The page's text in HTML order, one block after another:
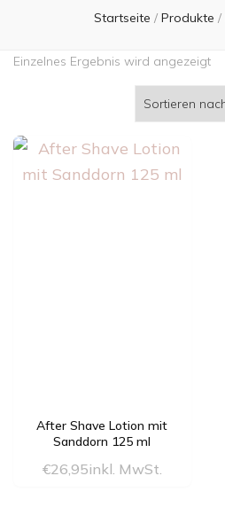
Startseite / Produkte /
Einzelnes Ergebnis wird angezeigt
After Shave Lotion mit
Sanddorn 125 ml
€26,95inkl. MwSt.